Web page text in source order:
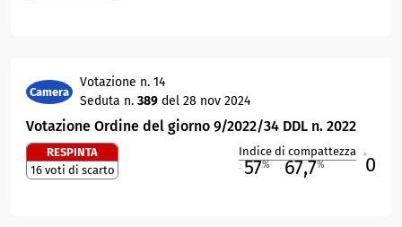
Camera
Votazione n. 14
Seduta n. 389 del 28 nov 2024
Votazione Ordine del giorno 9/2022/34 DDL n. 2022
RESPINTA
16 voti di scarto
Indice di compattezza
57% 67,7% 0